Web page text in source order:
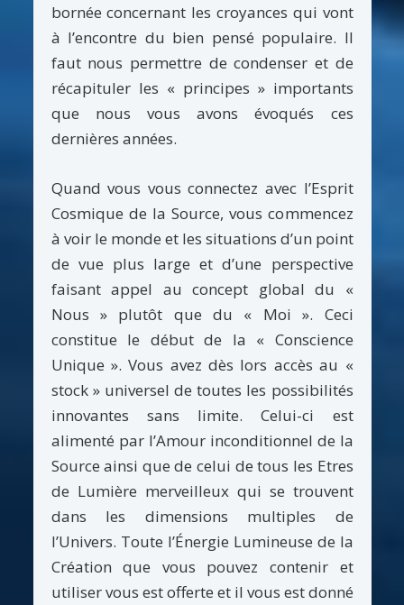
bornée concernant les croyances qui vont
à l’encontre du bien pensé populaire. Il
faut nous permettre de condenser et de
récapituler les « principes » importants
que nous vous avons évoqués ces
dernières années.
Quand vous vous connectez avec l’Esprit
Cosmique de la Source, vous commencez
à voir le monde et les situations d’un point
de vue plus large et d’une perspective
faisant appel au concept global du «
Nous » plutôt que du « Moi ». Ceci
constitue le début de la « Conscience
Unique ». Vous avez dès lors accès au «
stock » universel de toutes les possibilités
innovantes sans limite. Celui-ci est
alimenté par l’Amour inconditionnel de la
Source ainsi que de celui de tous les Etres
de Lumière merveilleux qui se trouvent
dans les dimensions multiples de
l’Univers. Toute l’Énergie Lumineuse de la
Création que vous pouvez contenir et
utiliser vous est offerte et il vous est donné